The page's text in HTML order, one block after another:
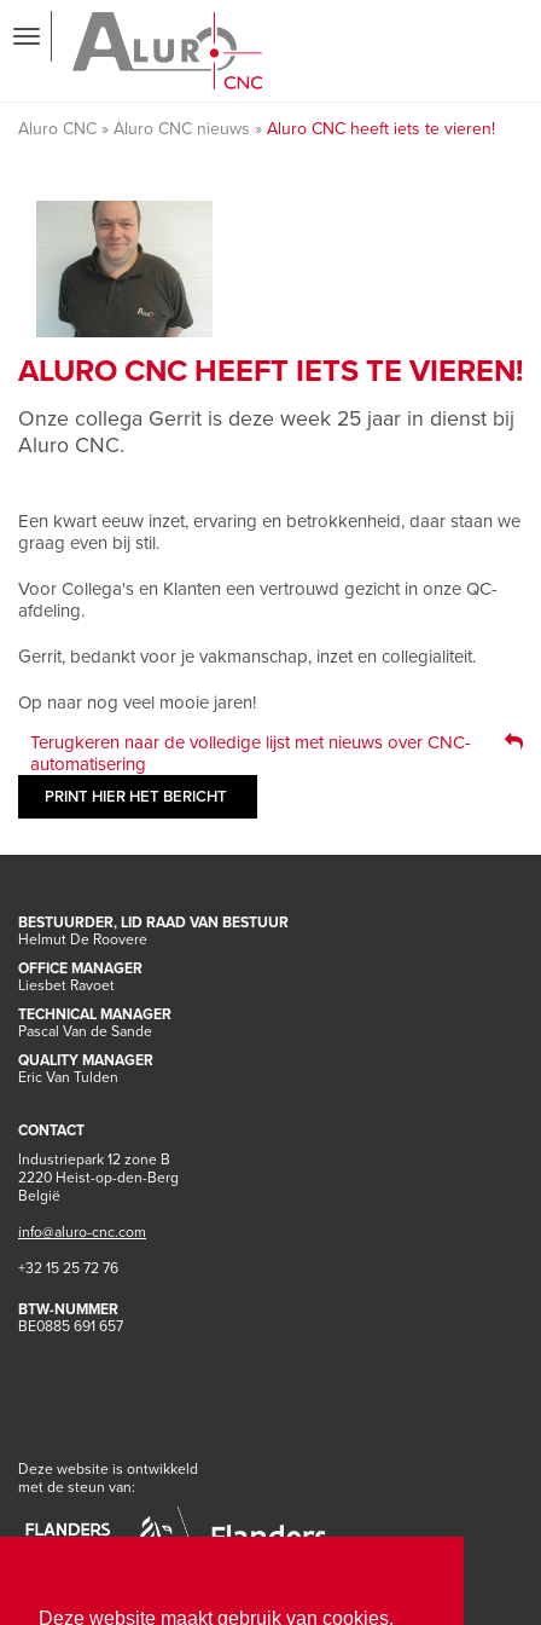
Deze website maakt gebruik van cookies.
Aluro CNC Aluro CNC nieuws Aluro CNC heeft iets te vieren!
ALURO CNC HEEFT IETS TE VIEREN!
Onze collega Gerrit is deze week 25 jaar in dienst bij
Aluro CNC.
Een kwart eeuw inzet, ervaring en betrokkenheid, daar staan we
graag even bij stil.
Voor Collega's en Klanten een vertrouwd gezicht in onze QC-
afdeling.
Gerrit, bedankt voor je vakmanschap, inzet en collegialiteit.
Op naar nog veel mooie jaren!
Terugkeren naar de volledige lijst met nieuws over CNC-
automatisering
PRINT HIER HET BERICHT
BESTUURDER, LID RAAD VAN BESTUUR
Helmut De Roovere
OFFICE MANAGER
Liesbet Ravoet
TECHNICAL MANAGER
Pascal Van de Sande
QUALITY MANAGER
Eric Van Tulden
CONTACT
Industriepark 12 zone B
2220 Heist-op-den-Berg
België
info@aluro-cnc.com
+32 15 25 72 76
BTW-NUMMER
BE0885 691 657
Deze website is ontwikkeld
met de steun van: